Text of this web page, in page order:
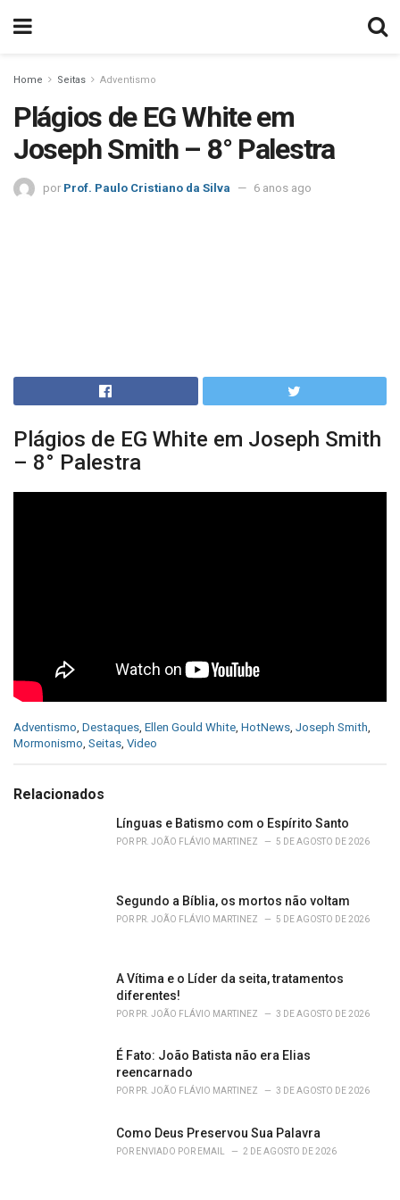
Home Seitas Adventismo
Plágios de EG White em
Joseph Smith – 8° Palestra
por Prof. Paulo Cristiano da Silva 6 anos ago
Plágios de EG White em Joseph Smith
– 8° Palestra
C
a
g
Adventismo Destaques Ellen Gould White HotNews Joseph Smith
Mormonismo Seitas Video
Relacionados
Línguas e Batismo com o Espírito Santo
POR PR. JOÃO FLÁVIO MARTINEZ 5 DE AGOSTO DE 2026
Segundo a Bíblia, os mortos não voltam
POR PR. JOÃO FLÁVIO MARTINEZ 5 DE AGOSTO DE 2026
A Vítima e o Líder da seita, tratamentos
diferentes!
POR PR. JOÃO FLÁVIO MARTINEZ 3 DE AGOSTO DE 2026
É Fato: João Batista não era Elias
reencarnado
POR PR. JOÃO FLÁVIO MARTINEZ 3 DE AGOSTO DE 2026
Como Deus Preservou Sua Palavra
POR ENVIADO POR EMAIL 2 DE AGOSTO DE 2026